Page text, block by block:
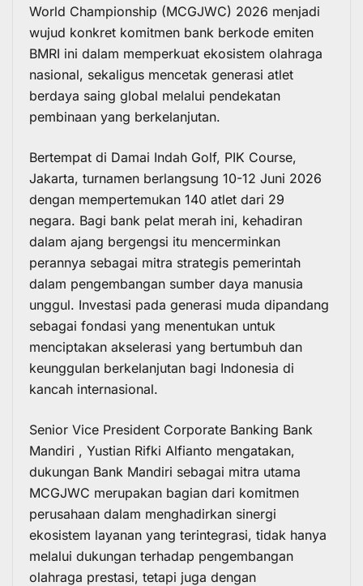
World Championship (MCGJWC) 2026 menjadi
wujud konkret komitmen bank berkode emiten
BMRI ini dalam memperkuat ekosistem olahraga
nasional, sekaligus mencetak generasi atlet
berdaya saing global melalui pendekatan
pembinaan yang berkelanjutan.
Bertempat di Damai Indah Golf, PIK Course,
Jakarta, turnamen berlangsung 10-12 Juni 2026
dengan mempertemukan 140 atlet dari 29
negara. Bagi bank pelat merah ini, kehadiran
dalam ajang bergengsi itu mencerminkan
perannya sebagai mitra strategis pemerintah
dalam pengembangan sumber daya manusia
unggul. Investasi pada generasi muda dipandang
sebagai fondasi yang menentukan untuk
menciptakan akselerasi yang bertumbuh dan
keunggulan berkelanjutan bagi Indonesia di
kancah internasional.
Senior Vice President Corporate Banking Bank
Mandiri , Yustian Rifki Alfianto mengatakan,
dukungan Bank Mandiri sebagai mitra utama
MCGJWC merupakan bagian dari komitmen
perusahaan dalam menghadirkan sinergi
ekosistem layanan yang terintegrasi, tidak hanya
melalui dukungan terhadap pengembangan
olahraga prestasi, tetapi juga dengan